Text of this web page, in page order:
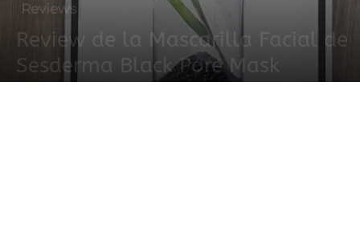
Reviews
Review de la Mascarilla Facial de
Sesderma Black Pore Mask